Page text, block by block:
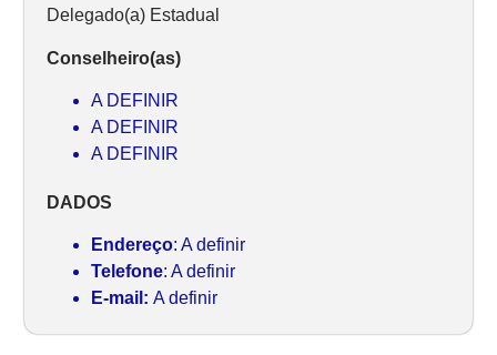
Delegado(a) Estadual
Conselheiro(as)
A DEFINIR
A DEFINIR
A DEFINIR
DADOS
Endereço: A definir
Telefone: A definir
E-mail: A definir